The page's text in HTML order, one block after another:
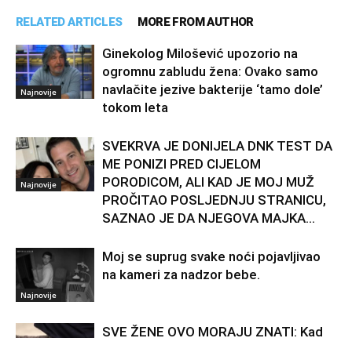
RELATED ARTICLES MORE FROM AUTHOR
Najnovije
Ginekolog Milošević upozorio na
ogromnu zabludu žena: Ovako samo
navlačite jezive bakterije ‘tamo dole’
tokom leta
Najnovije
SVEKRVA JE DONIJELA DNK TEST DA
ME PONIZI PRED CIJELOM
PORODICOM, ALI KAD JE MOJ MUŽ
PROČITAO POSLJEDNJU STRANICU,
SAZNAO JE DA NJEGOVA MAJKA...
Najnovije
Moj se suprug svake noći pojavljivao
na kameri za nadzor bebe.
SVE ŽENE OVO MORAJU ZNATI: Kad